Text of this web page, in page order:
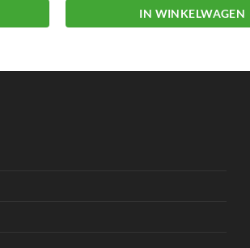
IN WINKELWAGEN